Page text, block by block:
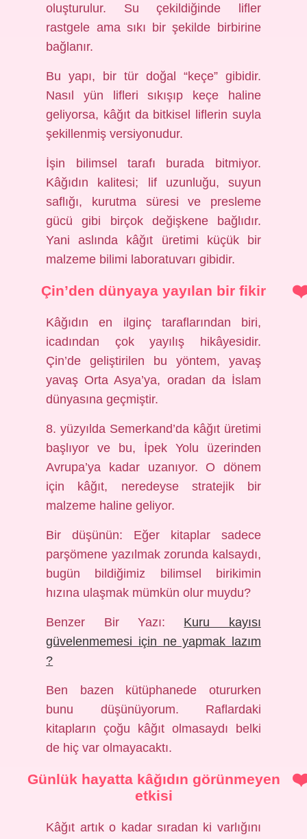
oluşturulur. Su çekildiğinde lifler
rastgele ama sıkı bir şekilde birbirine
bağlanır.
Bu yapı, bir tür doğal “keçe” gibidir.
Nasıl yün lifleri sıkışıp keçe haline
geliyorsa, kâğıt da bitkisel liflerin suyla
şekillenmiş versiyonudur.
İşin bilimsel tarafı burada bitmiyor.
Kâğıdın kalitesi; lif uzunluğu, suyun
saflığı, kurutma süresi ve presleme
gücü gibi birçok değişkene bağlıdır.
Yani aslında kâğıt üretimi küçük bir
malzeme bilimi laboratuvarı gibidir.
Çin’den dünyaya yayılan bir fikir
Kâğıdın en ilginç taraflarından biri,
icadından çok yayılış hikâyesidir.
Çin’de geliştirilen bu yöntem, yavaş
yavaş Orta Asya’ya, oradan da İslam
dünyasına geçmiştir.
8. yüzyılda Semerkand’da kâğıt üretimi
başlıyor ve bu, İpek Yolu üzerinden
Avrupa’ya kadar uzanıyor. O dönem
için kâğıt, neredeyse stratejik bir
malzeme haline geliyor.
Bir düşünün: Eğer kitaplar sadece
parşömene yazılmak zorunda kalsaydı,
bugün bildiğimiz bilimsel birikimin
hızına ulaşmak mümkün olur muydu?
Benzer Bir Yazı: Kuru kayısı
güvelenmemesi için ne yapmak lazım
?
Ben bazen kütüphanede otururken
bunu düşünüyorum. Raflardaki
kitapların çoğu kâğıt olmasaydı belki
de hiç var olmayacaktı.
Günlük hayatta kâğıdın görünmeyen
etkisi
Kâğıt artık o kadar sıradan ki varlığını